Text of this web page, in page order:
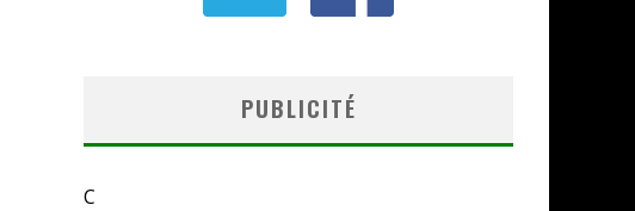
PUBLICITÉ
C